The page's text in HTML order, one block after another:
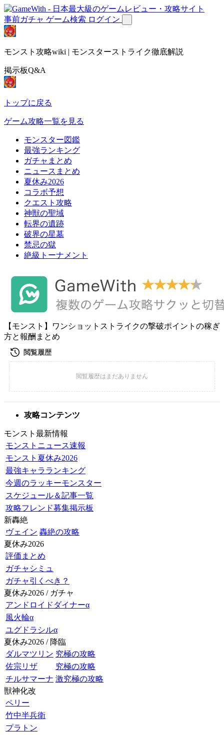
事前ガチャ ゲーム検索 ログイン
モンスト攻略wiki | モンスターストライク徹底解説
掲示板Q&A
トップに戻る
ゲーム攻略一覧を見る
モンスター図鑑
最強ランキング
ガチャまとめ
ニュースまとめ
夏休み2026
コラボ予想
クエスト攻略
神獣の聖域
転界の遺跡
破界の星墓
禁忌の獄
絶級トーナメント
【モンスト】ワンショットストライクの撃破ポイントの稼ぎ
方と報酬まとめ
攻略コンテンツ
モンスト最新情報
モンストニュース速報
モンスト夏休み2026
最強キャラランキング
今週のラッキーモンスター
スケジュール＆記事一覧
攻略フレンド募集掲示板
新轟絶
ヴェイン 轟絶の攻略
夏休み2026
評価まとめ
ガチャシミュ
ガチャ引くべき？
夏休み2026 / ガチャ
アンドロイドダイナーα
風火輪α
ユグドラシルα
夏休み2026 / 降臨
ダルマツリン 究極の攻略
佐宗リザ
究極の攻略
チルサマーナ 激究極の攻略
獣神化改
ペリー
竹中半兵衛
プラトン